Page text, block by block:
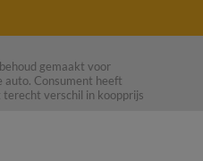
gemaakt voor
auto. Consument heeft
verschil in koopprijs